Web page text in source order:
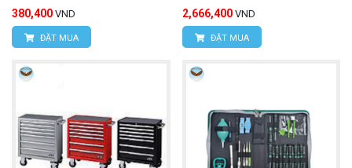
380,400 VND
ĐẶT MUA
2,666,400 VND
ĐẶT MUA